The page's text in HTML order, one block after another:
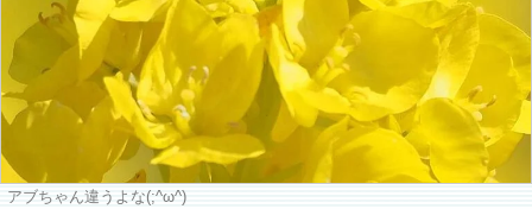
アブちゃん違うよな(;^ω^)